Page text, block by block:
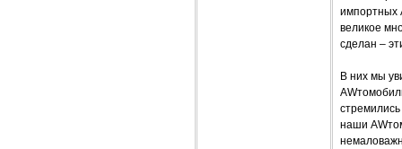
импортных
великое
сделан –
В них мы
наши